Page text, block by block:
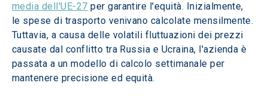
media dell'UE-27 per garantire l'equità. Inizialmente,
le spese di trasporto venivano calcolate mensilmente.
Tuttavia, a causa delle volatili fluttuazioni dei prezzi
causate dal conflitto tra Russia e Ucraina, l'azienda è
passata a un modello di calcolo settimanale per
mantenere precisione ed equità.